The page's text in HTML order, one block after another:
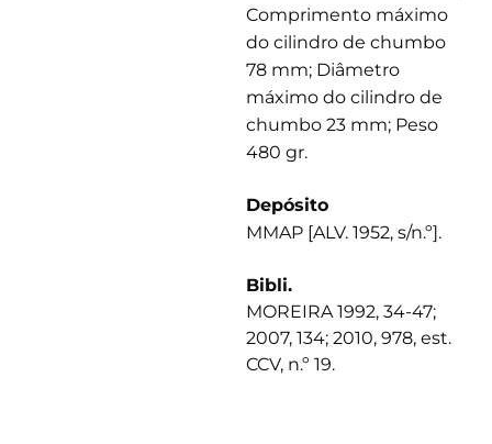
Comprimento máximo
do cilindro de chumbo
78 mm; Diâmetro
máximo do cilindro de
chumbo 23 mm; Peso
480 gr.
Depósito
MMAP [ALV. 1952, s/n.º].
Bibli.
MOREIRA 1992, 34-47;
2007, 134; 2010, 978, est.
CCV, n.º 19.